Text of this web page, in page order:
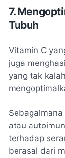
7.
Tubuh
Vitamin C
juga
yang tak
atau
terhadap
berasal dari